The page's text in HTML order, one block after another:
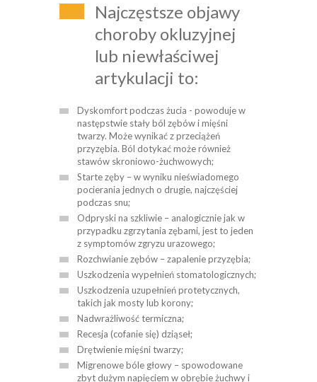
Najczęstsze objawy
choroby okluzyjnej
lub niewłaściwej
artykulacji to:
Dyskomfort podczas żucia - powoduje w
następstwie stały ból zębów i mięśni
twarzy. Może wynikać z przeciążeń
przyzębia. Ból dotykać może również
stawów skroniowo-żuchwowych;
Starte zęby – w wyniku nieświadomego
pocierania jednych o drugie, najczęściej
podczas snu;
Odpryski na szkliwie – analogicznie jak w
przypadku zgrzytania zębami, jest to jeden
z symptomów zgryzu urazowego;
Rozchwianie zębów – zapalenie przyzębia;
Uszkodzenia wypełnień stomatologicznych;
Uszkodzenia uzupełnień protetycznych,
takich jak mosty lub korony;
Nadwrażliwość termiczna;
Recesja (cofanie się) dziąseł;
Drętwienie mięśni twarzy;
Migrenowe bóle głowy – spowodowane
zbyt dużym napięciem w obrębie żuchwy i